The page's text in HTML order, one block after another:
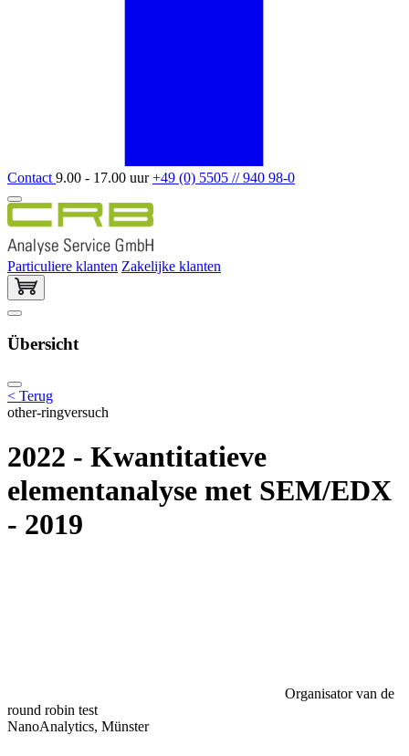
Contact 9.00 - 17.00 uur+49 (0) 5505 // 940 98-0
Particuliere klanten Zakelijke klanten
Übersicht
< Terug
other-ringversuch
2022 - Kwantitatieve
elementanalyse met SEM/EDX
- 2019
Organisator van de
round robin test
NanoAnalytics, Münster